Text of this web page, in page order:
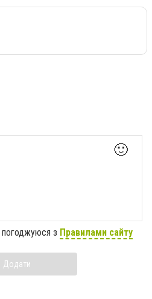
🙂
з Правилами сайту
Додати